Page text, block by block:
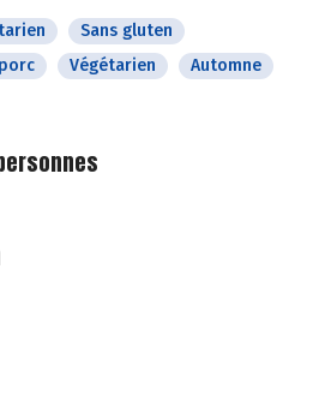
Sans gluten
Végétarien
Automne